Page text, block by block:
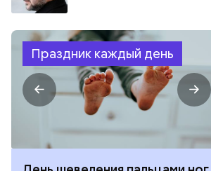
Праздник каждый день